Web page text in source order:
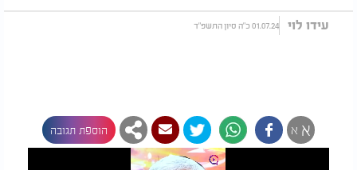
עידו לוי 01.07.24 כ"ה סיון התשפ"ד
א א הוספת תגובה